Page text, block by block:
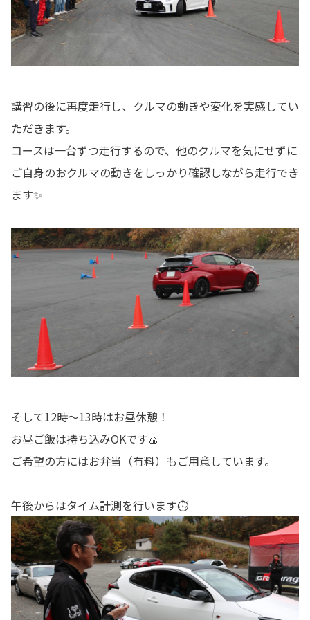
講習の後に再度走行し、クルマの動きや変化を実感してい
ただきます。
コースは一台ずつ走行するので、他のクルマを気にせずに
ご自身のおクルマの動きをしっかり確認しながら走行でき
ます✨️
そして12時～13時はお昼休憩！
お昼ご飯は持ち込みOKです🍙
ご希望の方にはお弁当（有料）もご用意しています。
午後からはタイム計測を行います⏱️